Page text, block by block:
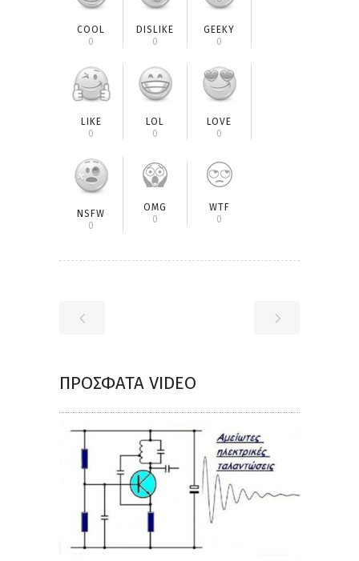
COOL
0
DISLIKE
0
GEEKY
0
LIKE
0
LOL
0
LOVE
0
NSFW
0
OMG
0
WTF
0
ΠΡΌΣΦΑΤΑ VIDEO